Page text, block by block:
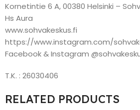
Kornetintie 6 A, 00380 Helsinki –
Hs Aura
www.sohvakeskus.fi
https://www.instagram.com/
Facebook & Instagram
T.K. : 26030406
RELATED PRODUCTS